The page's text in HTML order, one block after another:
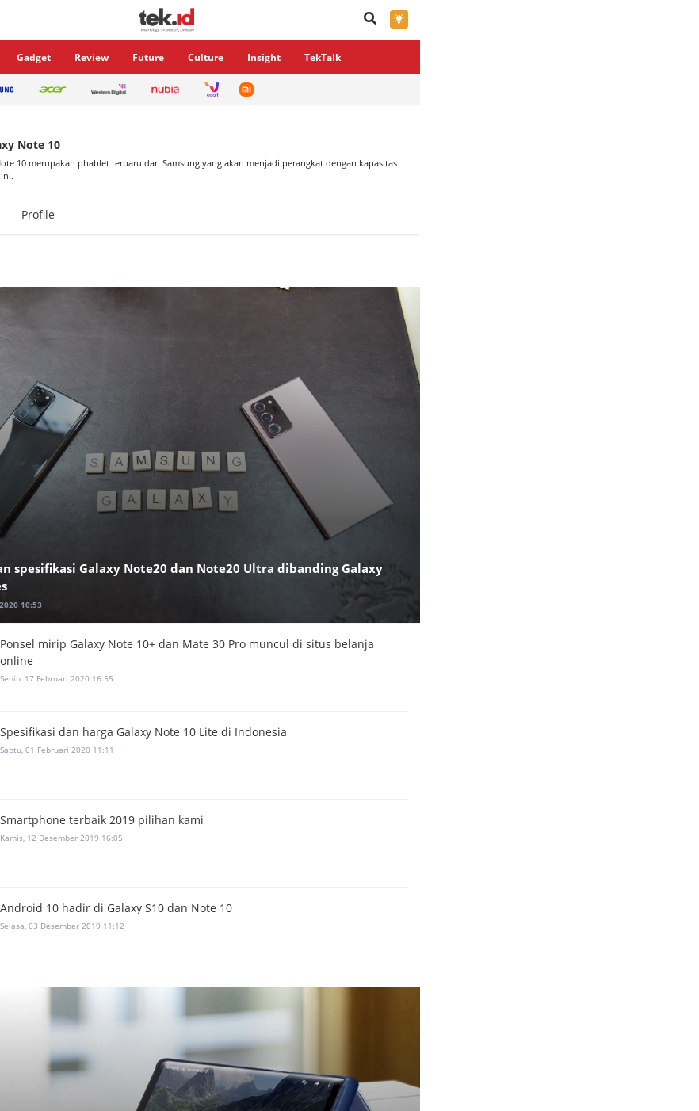
×
Gadget Review Future Culture Insight TekTalk
Note 10
10 merupakan phablet terbaru dari Samsung yang akan menjadi perangkat dengan kapasitas
Profile
spesifikasi Galaxy Note20 dan Note20 Ultra dibanding Galaxy
10:53
Ponsel mirip Galaxy Note 10+ dan Mate 30 Pro muncul di situs belanja
online
Senin, 17 Februari 2020 16:55
Spesifikasi dan harga Galaxy Note 10 Lite di Indonesia
Sabtu, 01 Februari 2020 11:11
Smartphone terbaik 2019 pilihan kami
Kamis, 12 Desember 2019 16:05
Android 10 hadir di Galaxy S10 dan Note 10
Selasa, 03 Desember 2019 11:12